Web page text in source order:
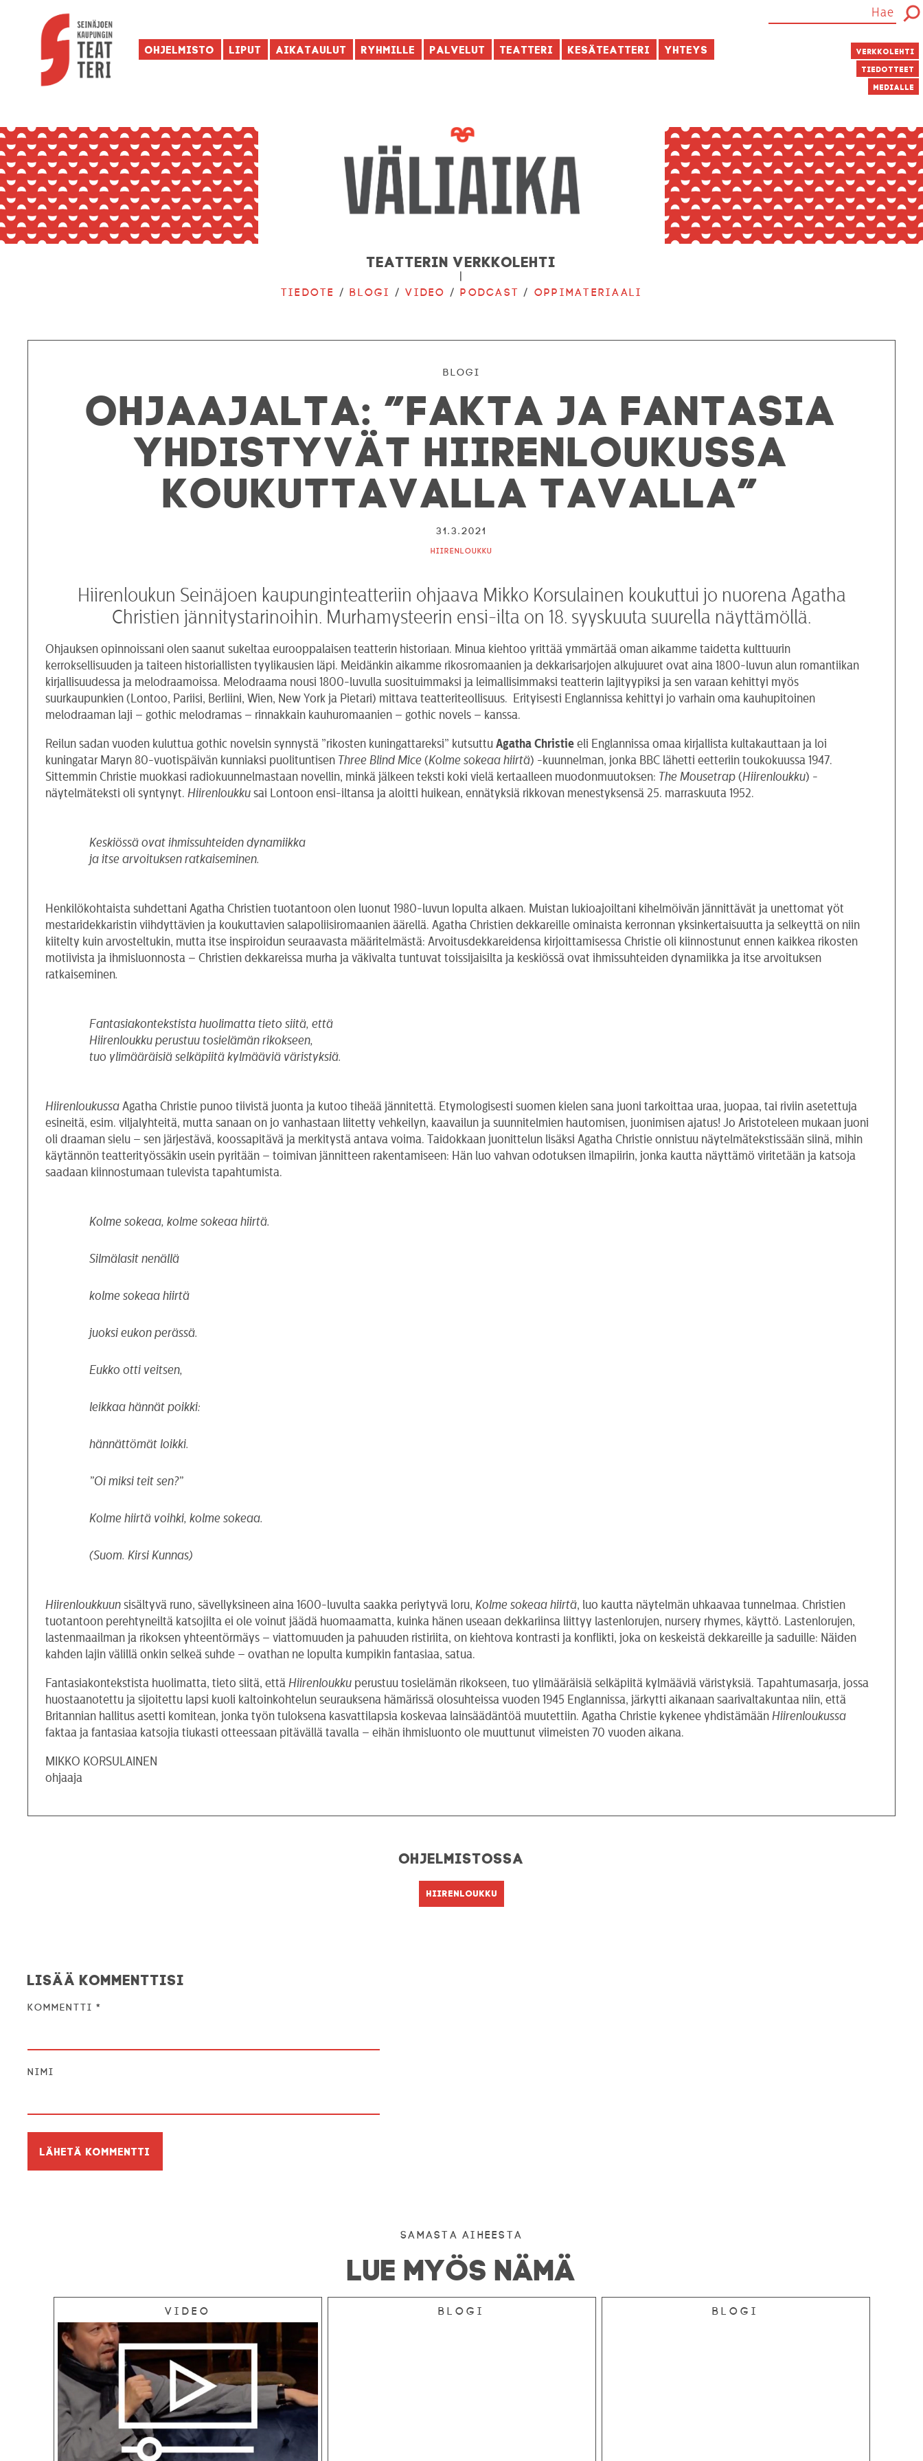
Ohjelmisto Liput Aikataulut Ryhmille Palvelut Teatteri Kesäteatteri Yhteys Verkkolehti
Tiedotteet
Medialle
Teatterin verkkolehti
|
Tiedote /Blogi /Video /Podcast / Oppimateriaali
Blogi
Ohjaajalta: ”Fakta ja fantasia
yhdistyvät Hiirenloukussa
koukuttavalla tavalla”
31.3.2021
Hiirenloukku
Hiirenloukun Seinäjoen kaupunginteatteriin ohjaava Mikko Korsulainen koukuttui jo nuorena Agatha
Christien jännitystarinoihin. Murhamysteerin ensi-ilta on 18. syyskuuta suurella näyttämöllä.
Ohjauksen opinnoissani olen saanut sukeltaa eurooppalaisen teatterin historiaan. Minua kiehtoo yrittää ymmärtää oman aikamme taidetta kulttuurin
kerroksellisuuden ja taiteen historiallisten tyylikausien läpi. Meidänkin aikamme rikosromaanien ja dekkarisarjojen alkujuuret ovat aina 1800-luvun alun romantiikan
kirjallisuudessa ja melodraamoissa. Melodraama nousi 1800-luvulla suosituimmaksi ja leimallisimmaksi teatterin lajityypiksi ja sen varaan kehittyi myös
suurkaupunkien (Lontoo, Pariisi, Berliini, Wien, New York ja Pietari) mittava teatteriteollisuus. Erityisesti Englannissa kehittyi jo varhain oma kauhupitoinen
melodraaman laji – gothic melodramas – rinnakkain kauhuromaanien – gothic novels – kanssa.
Reilun sadan vuoden kuluttua gothic novelsin synnystä ”rikosten kuningattareksi” kutsuttuAgatha Christie eli Englannissa omaa kirjallista kultakauttaan ja loi
kuningatar Maryn 80-vuotispäivän kunniaksi puolituntisen Three Blind Mice (Kolme sokeaa hiirtä) -kuunnelman, jonka BBC lähetti eetteriin toukokuussa 1947.
Sittemmin Christie muokkasi radiokuunnelmastaan novellin, minkä jälkeen teksti koki vielä kertaalleen muodonmuutoksen: The Mousetrap (Hiirenloukku) -
näytelmäteksti oli syntynyt. Hiirenloukku sai Lontoon ensi-iltansa ja aloitti huikean, ennätyksiä rikkovan menestyksensä 25. marraskuuta 1952.
Keskiössä ovat ihmissuhteiden dynamiikka
ja itse arvoituksen ratkaiseminen.
Henkilökohtaista suhdettani Agatha Christien tuotantoon olen luonut 1980-luvun lopulta alkaen. Muistan lukioajoiltani kihelmöivän jännittävät ja unettomat yöt
mestaridekkaristin viihdyttävien ja koukuttavien salapoliisiromaanien äärellä. Agatha Christien dekkareille ominaista kerronnan yksinkertaisuutta ja selkeyttä on niin
kiitelty kuin arvosteltukin, mutta itse inspiroidun seuraavasta määritelmästä: Arvoitusdekkareidensa kirjoittamisessa Christie oli kiinnostunut ennen kaikkea rikosten
motiivista ja ihmisluonnosta – Christien dekkareissa murha ja väkivalta tuntuvat toissijaisilta ja keskiössä ovat ihmissuhteiden dynamiikka ja itse arvoituksen
ratkaiseminen.
Fantasiakontekstista huolimatta tieto siitä, että
Hiirenloukku perustuu tosielämän rikokseen,
tuo ylimääräisiä selkäpiitä kylmääviä väristyksiä.
Hiirenloukussa Agatha Christie punoo tiivistä juonta ja kutoo tiheää jännitettä. Etymologisesti suomen kielen sana juoni tarkoittaa uraa, juopaa, tai riviin asetettuja
esineitä, esim. viljalyhteitä, mutta sanaan on jo vanhastaan liitetty vehkeilyn, kaavailun ja suunnitelmien hautomisen, juonimisen ajatus! Jo Aristoteleen mukaan juoni
oli draaman sielu – sen järjestävä, koossapitävä ja merkitystä antava voima. Taidokkaan juonittelun lisäksi Agatha Christie onnistuu näytelmätekstissään siinä, mihin
käytännön teatterityössäkin usein pyritään – toimivan jännitteen rakentamiseen: Hän luo vahvan odotuksen ilmapiirin, jonka kautta näyttämö viritetään ja katsoja
saadaan kiinnostumaan tulevista tapahtumista.
Kolme sokeaa, kolme sokeaa hiirtä.
Silmälasit nenällä
kolme sokeaa hiirtä
juoksi eukon perässä.
Eukko otti veitsen,
leikkaa hännät poikki:
hännättömät loikki.
”Oi miksi teit sen?”
Kolme hiirtä voihki, kolme sokeaa.
(Suom. Kirsi Kunnas)
Hiirenloukkuun sisältyvä runo, sävellyksineen aina 1600-luvulta saakka periytyvä loru,Kolme sokeaa hiirtä, luo kautta näytelmän uhkaavaa tunnelmaa. Christien
tuotantoon perehtyneiltä katsojilta ei ole voinut jäädä huomaamatta, kuinka hänen useaan dekkariinsa liittyy lastenlorujen, nursery rhymes, käyttö. Lastenlorujen,
lastenmaailman ja rikoksen yhteentörmäys – viattomuuden ja pahuuden ristiriita, on kiehtova kontrasti ja konflikti, joka on keskeistä dekkareille ja saduille: Näiden
kahden lajin välillä onkin selkeä suhde – ovathan ne lopulta kumpikin fantasiaa, satua.
Fantasiakontekstista huolimatta, tieto siitä, että Hiirenloukku perustuu tosielämän rikokseen, tuo ylimääräisiä selkäpiitä kylmääviä väristyksiä. Tapahtumasarja, jossa
huostaanotettu ja sijoitettu lapsi kuoli kaltoinkohtelun seurauksena hämärissä olosuhteissa vuoden 1945 Englannissa, järkytti aikanaan saarivaltakuntaa niin, että
Britannian hallitus asetti komitean, jonka työn tuloksena kasvattilapsia koskevaa lainsäädäntöä muutettiin. Agatha Christie kykenee yhdistämään Hiirenloukussa
faktaa ja fantasiaa katsojia tiukasti otteessaan pitävällä tavalla – eihän ihmisluonto ole muuttunut viimeisten 70 vuoden aikana.
MIKKO KORSULAINEN
ohjaaja
Ohjelmistossa
Hiirenloukku
Lisää kommenttisi
Kommentti*
Nimi
Samasta aiheesta
LUE MYÖS NÄMÄ
Video Blogi Blogi